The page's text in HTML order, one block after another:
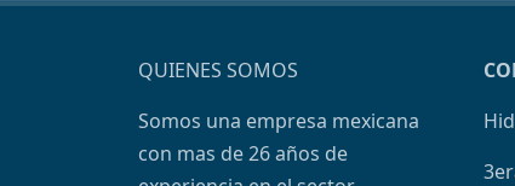
QUIENES SOMOS
Somos una empresa mexicana
con mas de 26 años de